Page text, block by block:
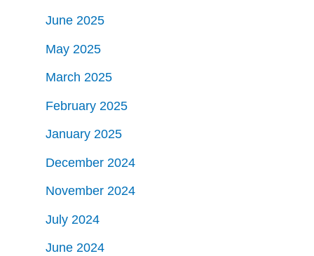
June 2025
May 2025
March 2025
February 2025
January 2025
December 2024
November 2024
July 2024
June 2024